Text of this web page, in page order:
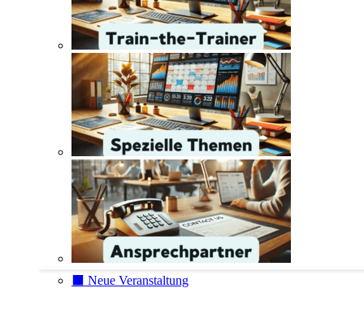
⬛️ Neue Veranstaltung